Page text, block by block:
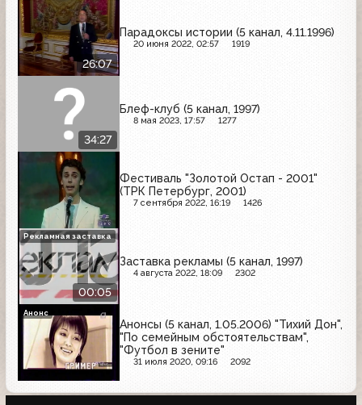
26:07
Парадоксы истории (5 канал, 4.11.1996)
20 июня 2022, 02:57 1919
34:27
Блеф-клуб (5 канал, 1997)
8 мая 2023, 17:57 1277
Фестиваль "Золотой Остап - 2001"
(ТРК Петербург, 2001)
7 сентября 2022, 16:19 1426
00:05
Заставка рекламы (5 канал, 1997)
4 августа 2022, 18:09 2302
Рекламная заставка
Анонсы (5 канал, 1.05.2006) "Тихий Дон",
"По семейным обстоятельствам",
"Футбол в зените"
31 июля 2020, 09:16 2092
Анонс